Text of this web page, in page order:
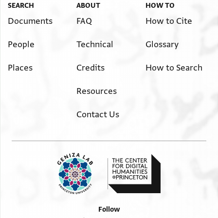
אלדי פי אלמצאצה לתביע
ותהב ותחאכם ותצאלח ווכלתהא
שהדו בחצרתנא
SEARCH
Documents
People
Places
ABOUT
FAQ
Technical
Credits
Resources
Contact Us
HOW TO
How to Cite
Glossary
How to Search
Follow